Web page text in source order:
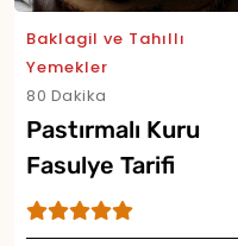
Baklagil ve Tahıllı
Yemekler
80 Dakika
Pastırmalı Kuru
Fasulye Tarifi